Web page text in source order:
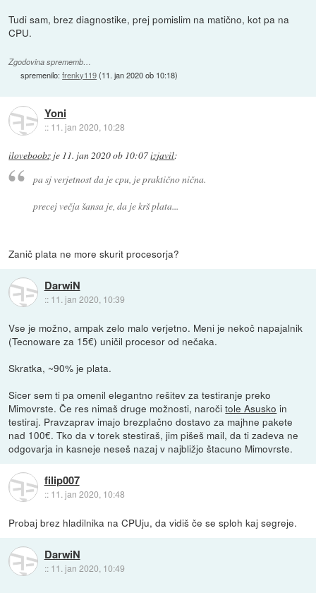
Tudi sam, brez diagnostike, prej pomislim na matično, kot pa na
CPU.
Zgodovina sprememb…
spremenilo:frenky119(11. jan 2020 ob 10:18)
Yoni
:: 11. jan 2020, 10:28
iloveboobz je 11. jan 2020 ob 10:07izjavil:
pa sj verjetnost da je cpu, je praktično nična.
precej večja šansa je, da je krš plata...
Zanič plata ne more skurit procesorja?
DarwiN
:: 11. jan 2020, 10:39
Vse je možno, ampak zelo malo verjetno. Meni je nekoč napajalnik
(Tecnoware za 15€) uničil procesor od nečaka.
Skratka, ~90% je plata.
Sicer sem ti pa omenil elegantno rešitev za testiranje preko
Mimovrste. Če res nimaš druge možnosti, naročitole Asusko in
testiraj. Pravzaprav imajo brezplačno dostavo za majhne pakete
nad 100€. Tko da v torek stestiraš, jim pišeš mail, da ti zadeva ne
odgovarja in kasneje neseš nazaj v najbližjo štacuno Mimovrste.
filip007
:: 11. jan 2020, 10:48
Probaj brez hladilnika na CPUju, da vidiš če se sploh kaj segreje.
DarwiN
:: 11. jan 2020, 10:49